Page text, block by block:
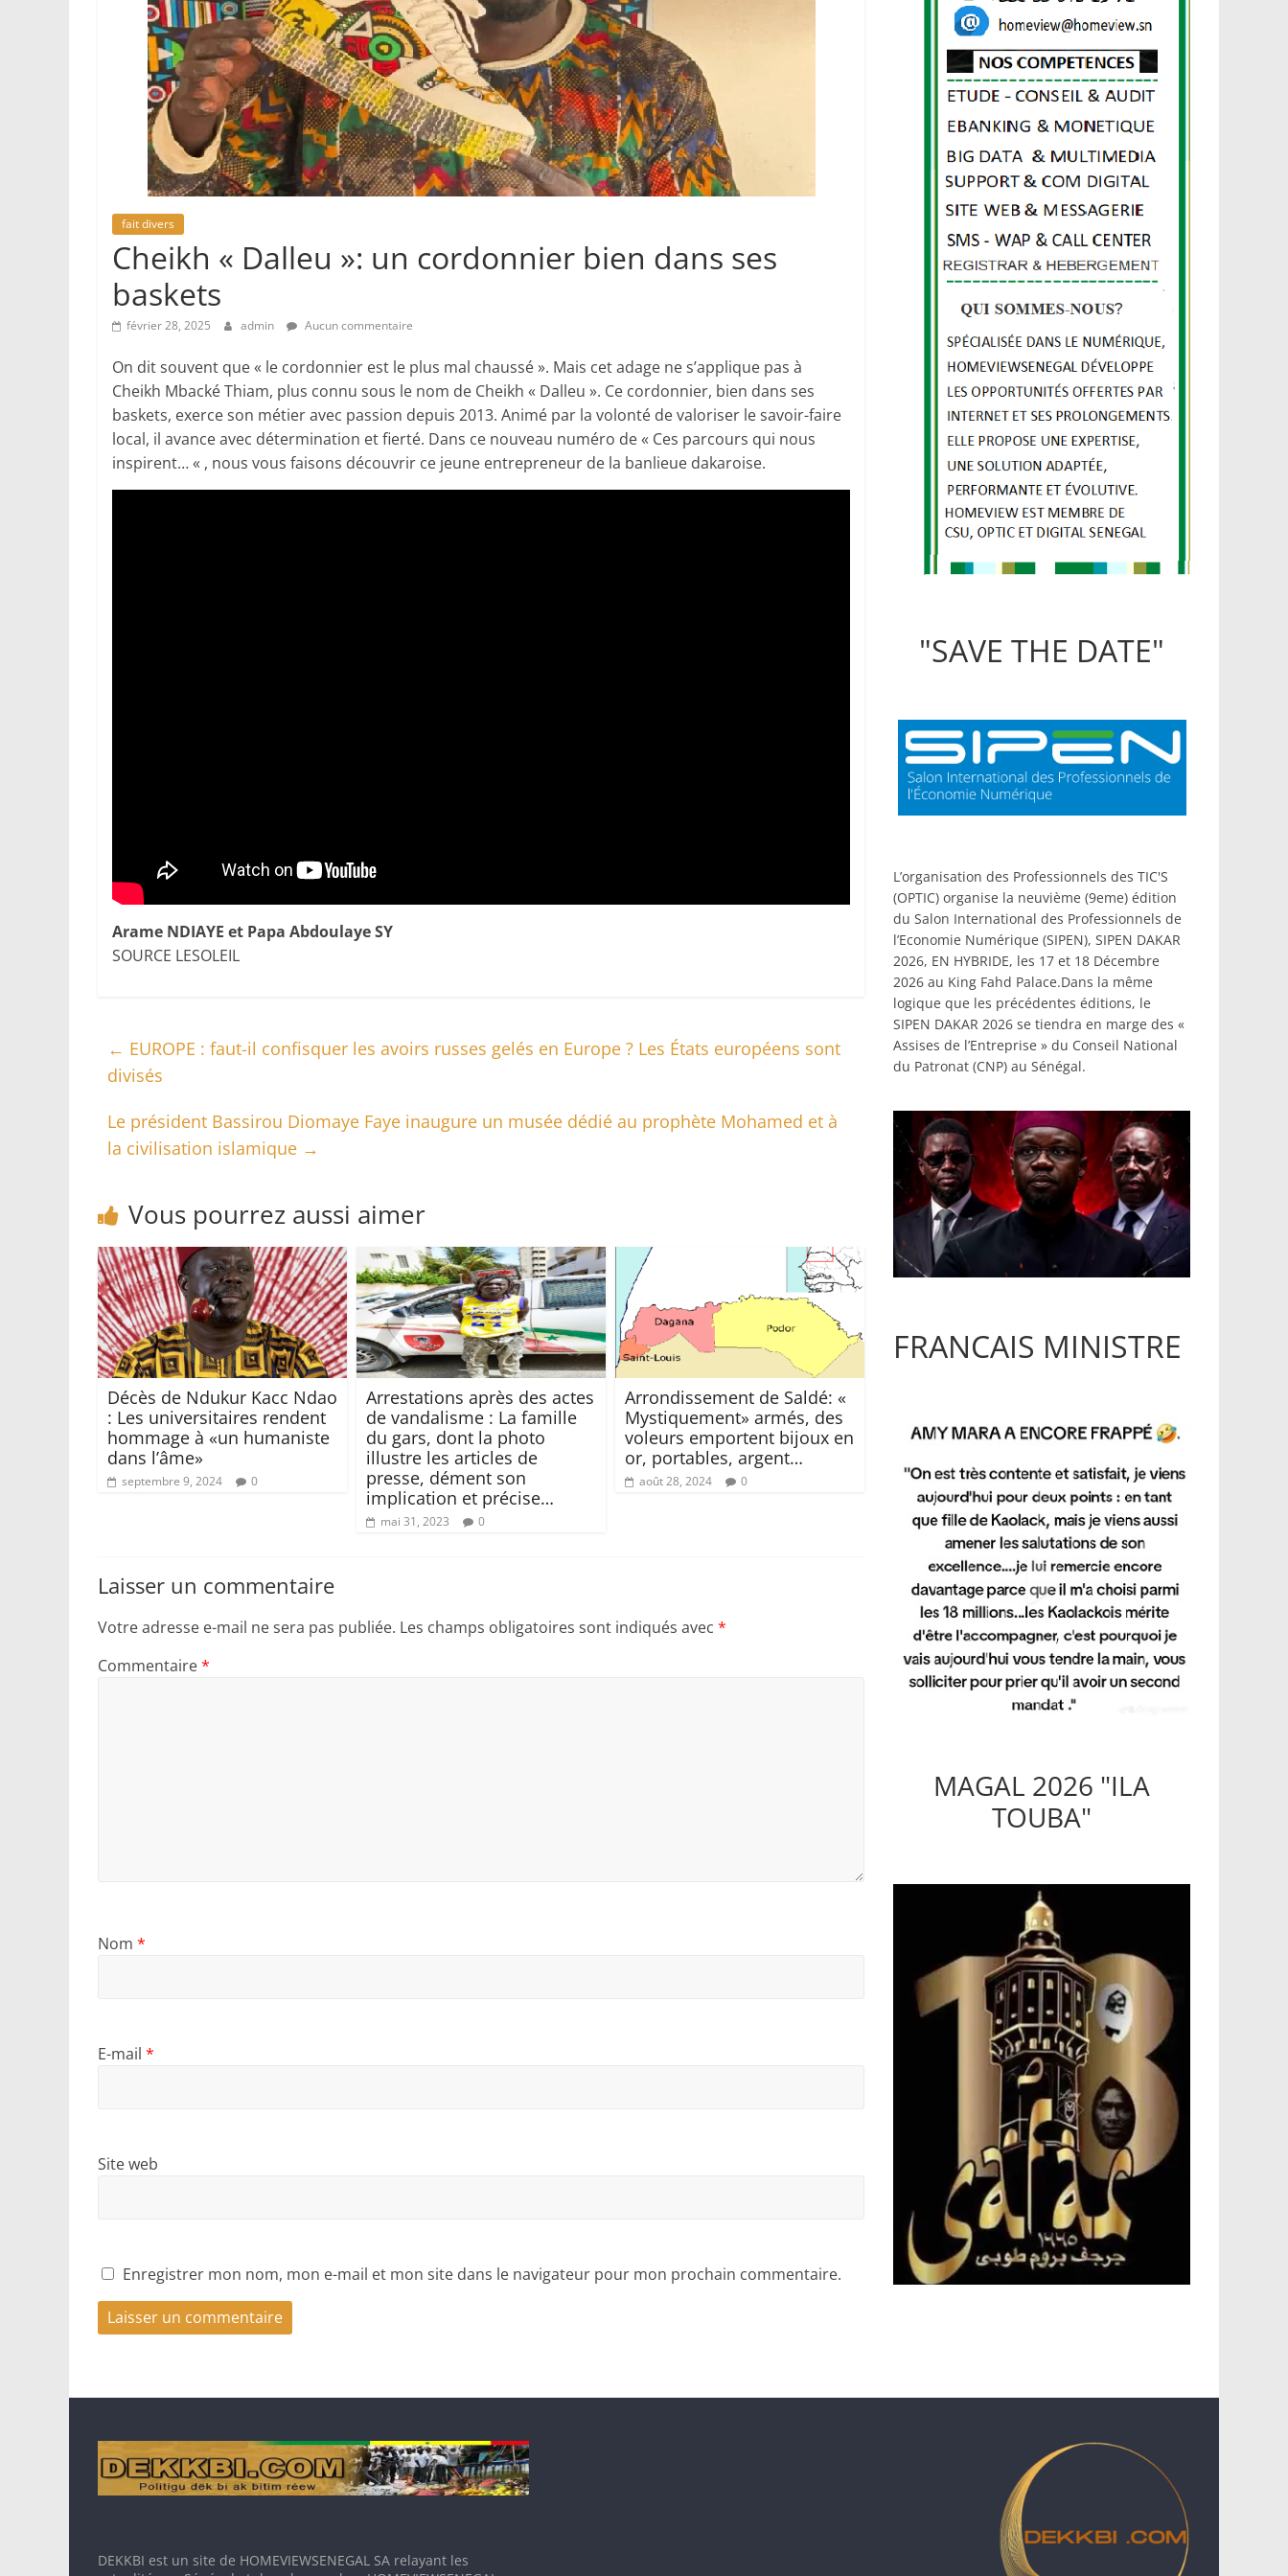
fait divers
Cheikh « Dalleu »: un cordonnier bien dans ses
baskets
février 28, 2025 admin Aucun commentaire
On dit souvent que « le cordonnier est le plus mal chaussé ». Mais cet adage ne s’applique pas à
Cheikh Mbacké Thiam, plus connu sous le nom de Cheikh « Dalleu ». Ce cordonnier, bien dans ses
baskets, exerce son métier avec passion depuis 2013. Animé par la volonté de valoriser le savoir-faire
local, il avance avec détermination et fierté. Dans ce nouveau numéro de « Ces parcours qui nous
inspirent… « , nous vous faisons découvrir ce jeune entrepreneur de la banlieue dakaroise.
Arame NDIAYE et Papa Abdoulaye SY
SOURCE LESOLEIL
← EUROPE : faut-il confisquer les avoirs russes gelés en Europe ? Les États européens sont
divisés
Le président Bassirou Diomaye Faye inaugure un musée dédié au prophète Mohamed et à
la civilisation islamique →
Vous pourrez aussi aimer
Décès de Ndukur Kacc Ndao
: Les universitaires rendent
hommage à «un humaniste
dans l’âme»
septembre 9, 2024 0
Arrestations après des actes
de vandalisme : La famille
du gars, dont la photo
illustre les articles de
presse, dément son
implication et précise…
mai 31, 2023 0
Arrondissement de Saldé: «
Mystiquement» armés, des
voleurs emportent bijoux en
or, portables, argent…
août 28, 2024 0
Laisser un commentaire
Votre adresse e-mail ne sera pas publiée. Les champs obligatoires sont indiqués avec *
Commentaire*
Nom *
E-mail *
Site web
Enregistrer mon nom, mon e-mail et mon site dans le navigateur pour mon prochain commentaire.
"SAVE THE DATE"
L’organisation des Professionnels des TIC'S
(OPTIC) organise la neuvième (9eme) édition
du Salon International des Professionnels de
l’Economie Numérique (SIPEN), SIPEN DAKAR
2026, EN HYBRIDE, les 17 et 18 Décembre
2026 au King Fahd Palace.Dans la même
logique que les précédentes éditions, le
SIPEN DAKAR 2026 se tiendra en marge des «
Assises de l’Entreprise » du Conseil National
du Patronat (CNP) au Sénégal.
FRANCAIS MINISTRE
MAGAL 2026 "ILA
TOUBA"
DEKKBI est un site de HOMEVIEWSENEGAL SA relayant les